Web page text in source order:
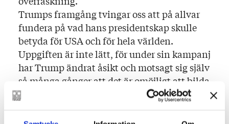
Trumps framgång tvingar oss att på allvar
fundera på vad hans presidentskap skulle
betyda för USA och för hela världen.
Uppgiften är inte lätt, för under sin kampanj
har Trump ändrat åsikt och motsagt sig själv
så många gånger att det är omöjligt att bilda
sig en klar upp fattning om hans tänkande.
Det har lämnat fältet öppet för såväl
optimister som pessimister.